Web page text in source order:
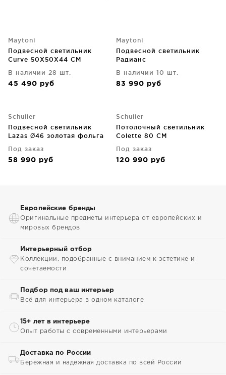
Maytoni
Подвесной светильник
Curve 50X50X44 CM
В наличии 28 шт.
45 490 руб
Maytoni
Подвесной светильник
Радианс
В наличии 10 шт.
83 990 руб
Schuller
Подвесной светильник
Lazas Ø46 золотая фольга
Под заказ
58 990 руб
Schuller
Потолочный светильник
Colette 80 CM
Под заказ
120 990 руб
Европейские бренды
Оригинальные предметы интерьера от европейских и
мировых брендов
Интерьерный отбор
Коллекции, подобранные с вниманием к эстетике и
сочетаемости
Подбор под ваш интерьер
Всё для интерьера в одном каталоге
15+ лет в интерьере
Опыт работы с современными интерьерами
Доставка по России
Бережная и надежная доставка по всей России